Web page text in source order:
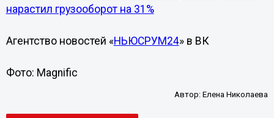
нарастил грузооборот на 31%
Агентство новостей «НЬЮСРУМ24» в ВК
Фото: Magnific
Автор:Елена Николаева